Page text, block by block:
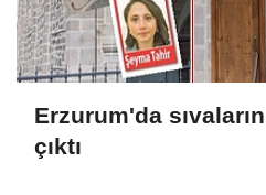
Erzurum'da
çıktı